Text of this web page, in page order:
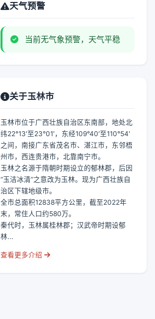
天气预警
当前无气象预警，天气平稳
关于玉林市
玉林市位于广西壮族自治区东南部，地处北
纬22°13′至23°01′，东经109°40′至110°54′
之间，南接广东省茂名市、湛江市，东邻梧
州市，西连贵港市，北靠南宁市。
玉林之名源于隋朝时期设立的郁林郡，后因
“玉洁冰清”之意改为玉林。现为广西壮族自
治区下辖地级市。
全市总面积12838平方公里，截至2022年
末，常住人口约580万。
秦代时，玉林属桂林郡；汉武帝时期设郁
林...
查看更多介绍